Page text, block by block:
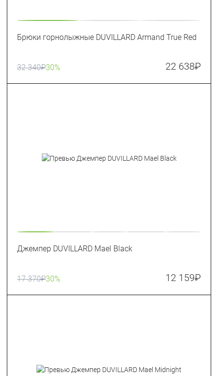
Брюки горнолыжные DUVILLARD Armand True Red
32 340₽30% 22 638₽
Джемпер DUVILLARD Mael Black
17 370₽30% 12 159₽